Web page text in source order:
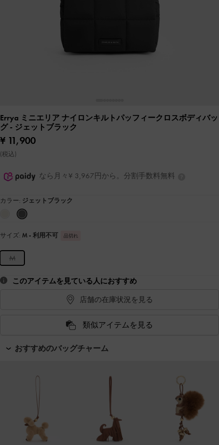
Errya ミニエリア ナイロンキルトパッフィークロスボディバッ
グ- ジェットブラック
¥ 11,900
(税込)
なら月々¥ 3,967円から。分割手数料無料
カラー: ジェットブラック
サイズ: M - 利用不可 品切れ
M
このアイテムを見ている人におすすめ
店舗の在庫状況を見る
類似アイテムを見る
おすすめのバッグチャーム